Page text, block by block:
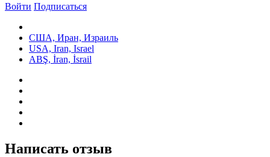
Войти Подписаться
США, Иран, Израиль
USA, Iran, Israel
ABŞ, İran, İsrail
Написать отзыв